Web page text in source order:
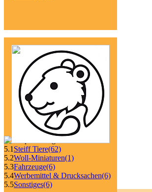
5.1 Steiff Tiere(62)
5.2Woll-Miniaturen(1)
5.3Fahrzeuge(6)
5.4Werbemittel & Drucksachen(6)
5.5Sonstiges(6)